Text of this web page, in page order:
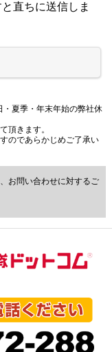
直ちに送信しま
夏季・年末年始の弊社休
頂きます。
のであらかじめご了承い
お問い合わせに対するご